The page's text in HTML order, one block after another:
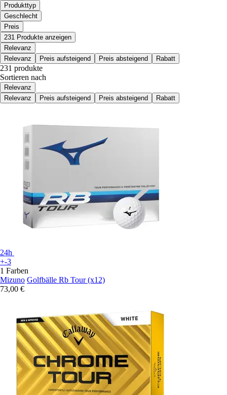
Produkttyp
Geschlecht
Preis
231 Produkte anzeigen
Relevanz
Relevanz
Preis aufsteigend Preis absteigend Rabatt
231 produkte
Sortieren nach
Relevanz
Relevanz
Preis aufsteigend Preis absteigend Rabatt
24h
+-3
1 Farben
Mizuno Golfbälle Rb Tour (x12)
73,00 €